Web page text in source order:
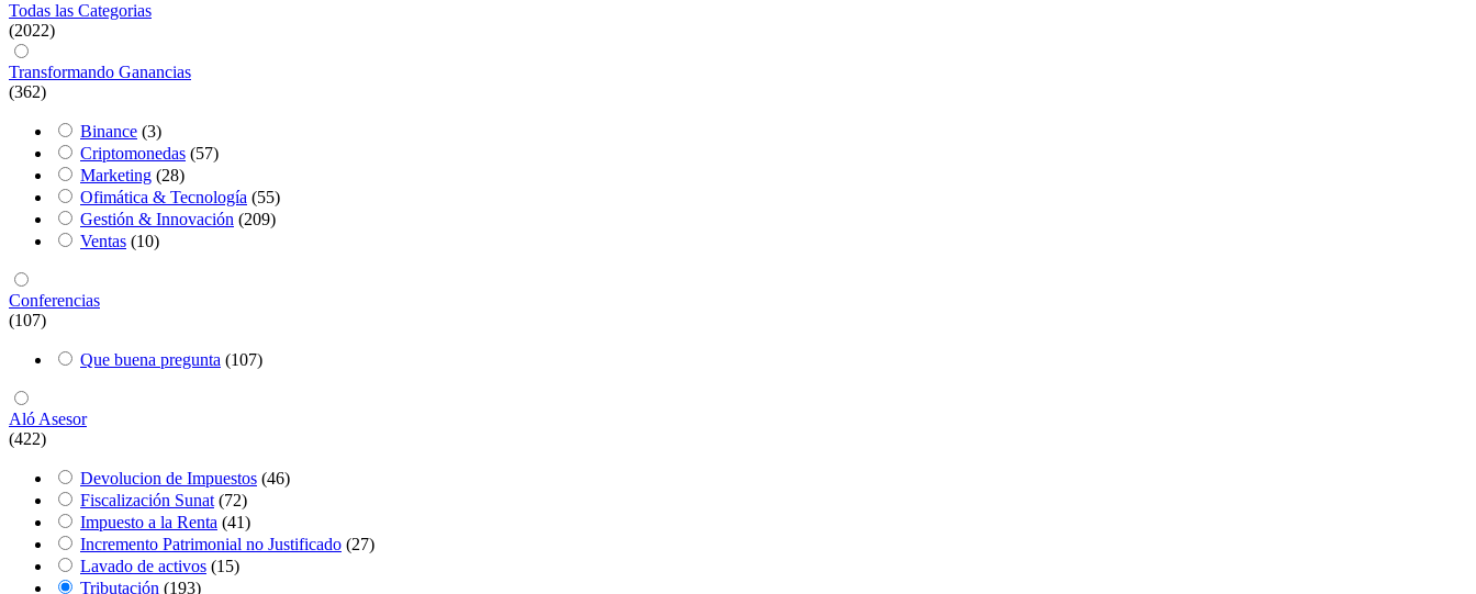
Todas las Categorias
(2022)
Transformando Ganancias
(362)
Binance (3)
Criptomonedas (57)
Marketing (28)
Ofimática & Tecnología (55)
Gestión & Innovación (209)
Ventas (10)
Conferencias
(107)
Que buena pregunta (107)
Aló Asesor
(422)
Devolucion de Impuestos (46)
Fiscalización Sunat (72)
Impuesto a la Renta (41)
Incremento Patrimonial no Justificado (27)
Lavado de activos (15)
Tributación (193)